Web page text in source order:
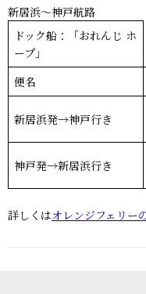
新居浜～神戸航路
ドック船：「おれんじ ホ
ープ」
便名
新居浜発→神戸行き
神戸発→新居浜行き
詳しくはオレンジフェリー